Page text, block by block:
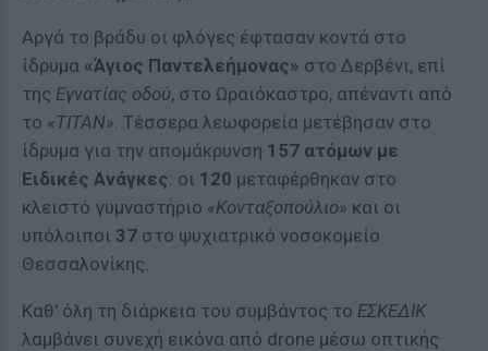
Αργά το βράδυ οι φλόγες έφτασαν κοντά στο
ίδρυμα «Άγιος Παντελεήμονας» στο Δερβένι, επί
της Εγνατίας οδού, στο Ωραιόκαστρο, απέναντι από
το «ΤΙΤΑΝ». Τέσσερα λεωφορεία μετέβησαν στο
ίδρυμα για την απομάκρυνση 157 ατόμων με
Ειδικές Ανάγκες: οι 120 μεταφέρθηκαν στο
κλειστό γυμναστήριο «Κονταξοπούλιο» και οι
υπόλοιποι 37 στο ψυχιατρικό νοσοκομείο
Θεσσαλονίκης.
Καθ' όλη τη διάρκεια του συμβάντος το ΕΣΚΕΔΙΚ
λαμβάνει συνεχή εικόνα από drone μέσω οπτικής